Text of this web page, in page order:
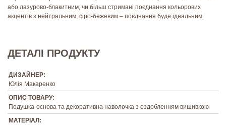
або лазурово-блакитним, чи більш стримані поєднання кольорових
акцентів з нейтральним, сіро-бежевим – поєднання буде ідеальним.
ДЕТАЛІ ПРОДУКТУ
ДИЗАЙНЕР:
Юлія Макаренко
ОПИС ТОВАРУ:
Подушка-основа та декоративна наволочка з оздобленням вишивкою
МАТЕРІАЛ: